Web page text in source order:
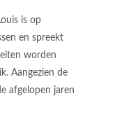
is op
en spreekt
worden
Aangezien de
afgelopen jaren